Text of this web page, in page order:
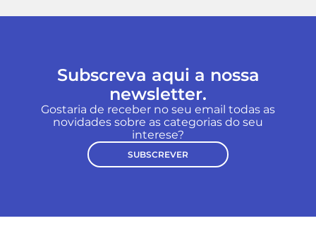
Subscreva aqui a nossa
newsletter.
Gostaria de receber no seu email todas as
novidades sobre as categorias do seu
interese?
SUBSCREVER